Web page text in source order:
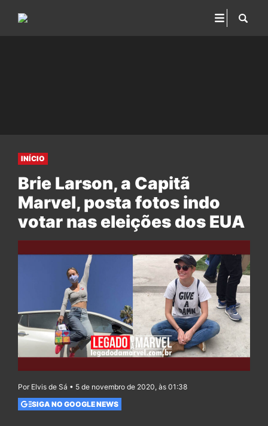
INÍCIO
Brie Larson, a Capitã
Marvel, posta fotos indo
votar nas eleições dos EUA
Por Elvis de Sá • 5 de novembro de 2020, às 01:38
SIGA NO GOOGLE NEWS